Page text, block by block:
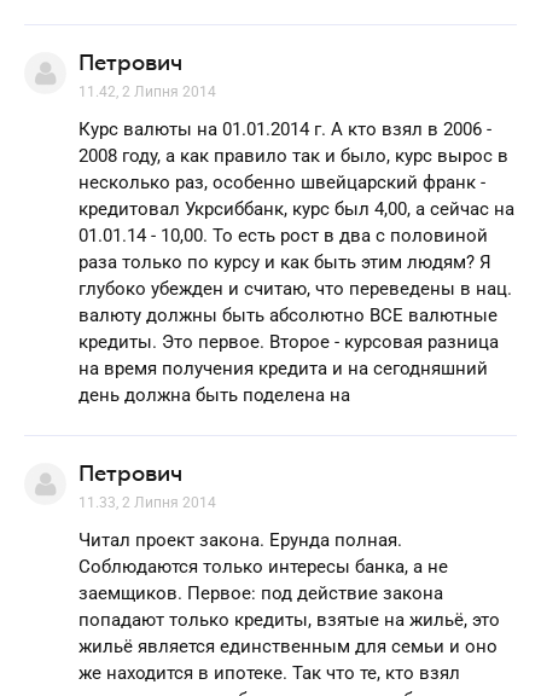
Петрович
11.42, 2 Липня 2014
Курс валюты на 01.01.2014 г. А кто взял в 2006 -
2008 году, а как правило так и было, курс вырос в
несколько раз, особенно швейцарский франк -
кредитовал Укрсиббанк, курс был 4,00, а сейчас на
01.01.14 - 10,00. То есть рост в два с половиной
раза только по курсу и как быть этим людям? Я
глубоко убежден и считаю, что переведены в нац.
валюту должны быть абсолютно ВСЕ валютные
кредиты. Это первое. Второе - курсовая разница
на время получения кредита и на сегодняшний
день должна быть поделена на
Петрович
11.33, 2 Липня 2014
Читал проект закона. Ерунда полная.
Соблюдаются только интересы банка, а не
заемщиков. Первое: под действие закона
попадают только кредиты, взятые на жильё, это
жильё является единственным для семьи и оно
же находится в ипотеке. Так что те, кто взял